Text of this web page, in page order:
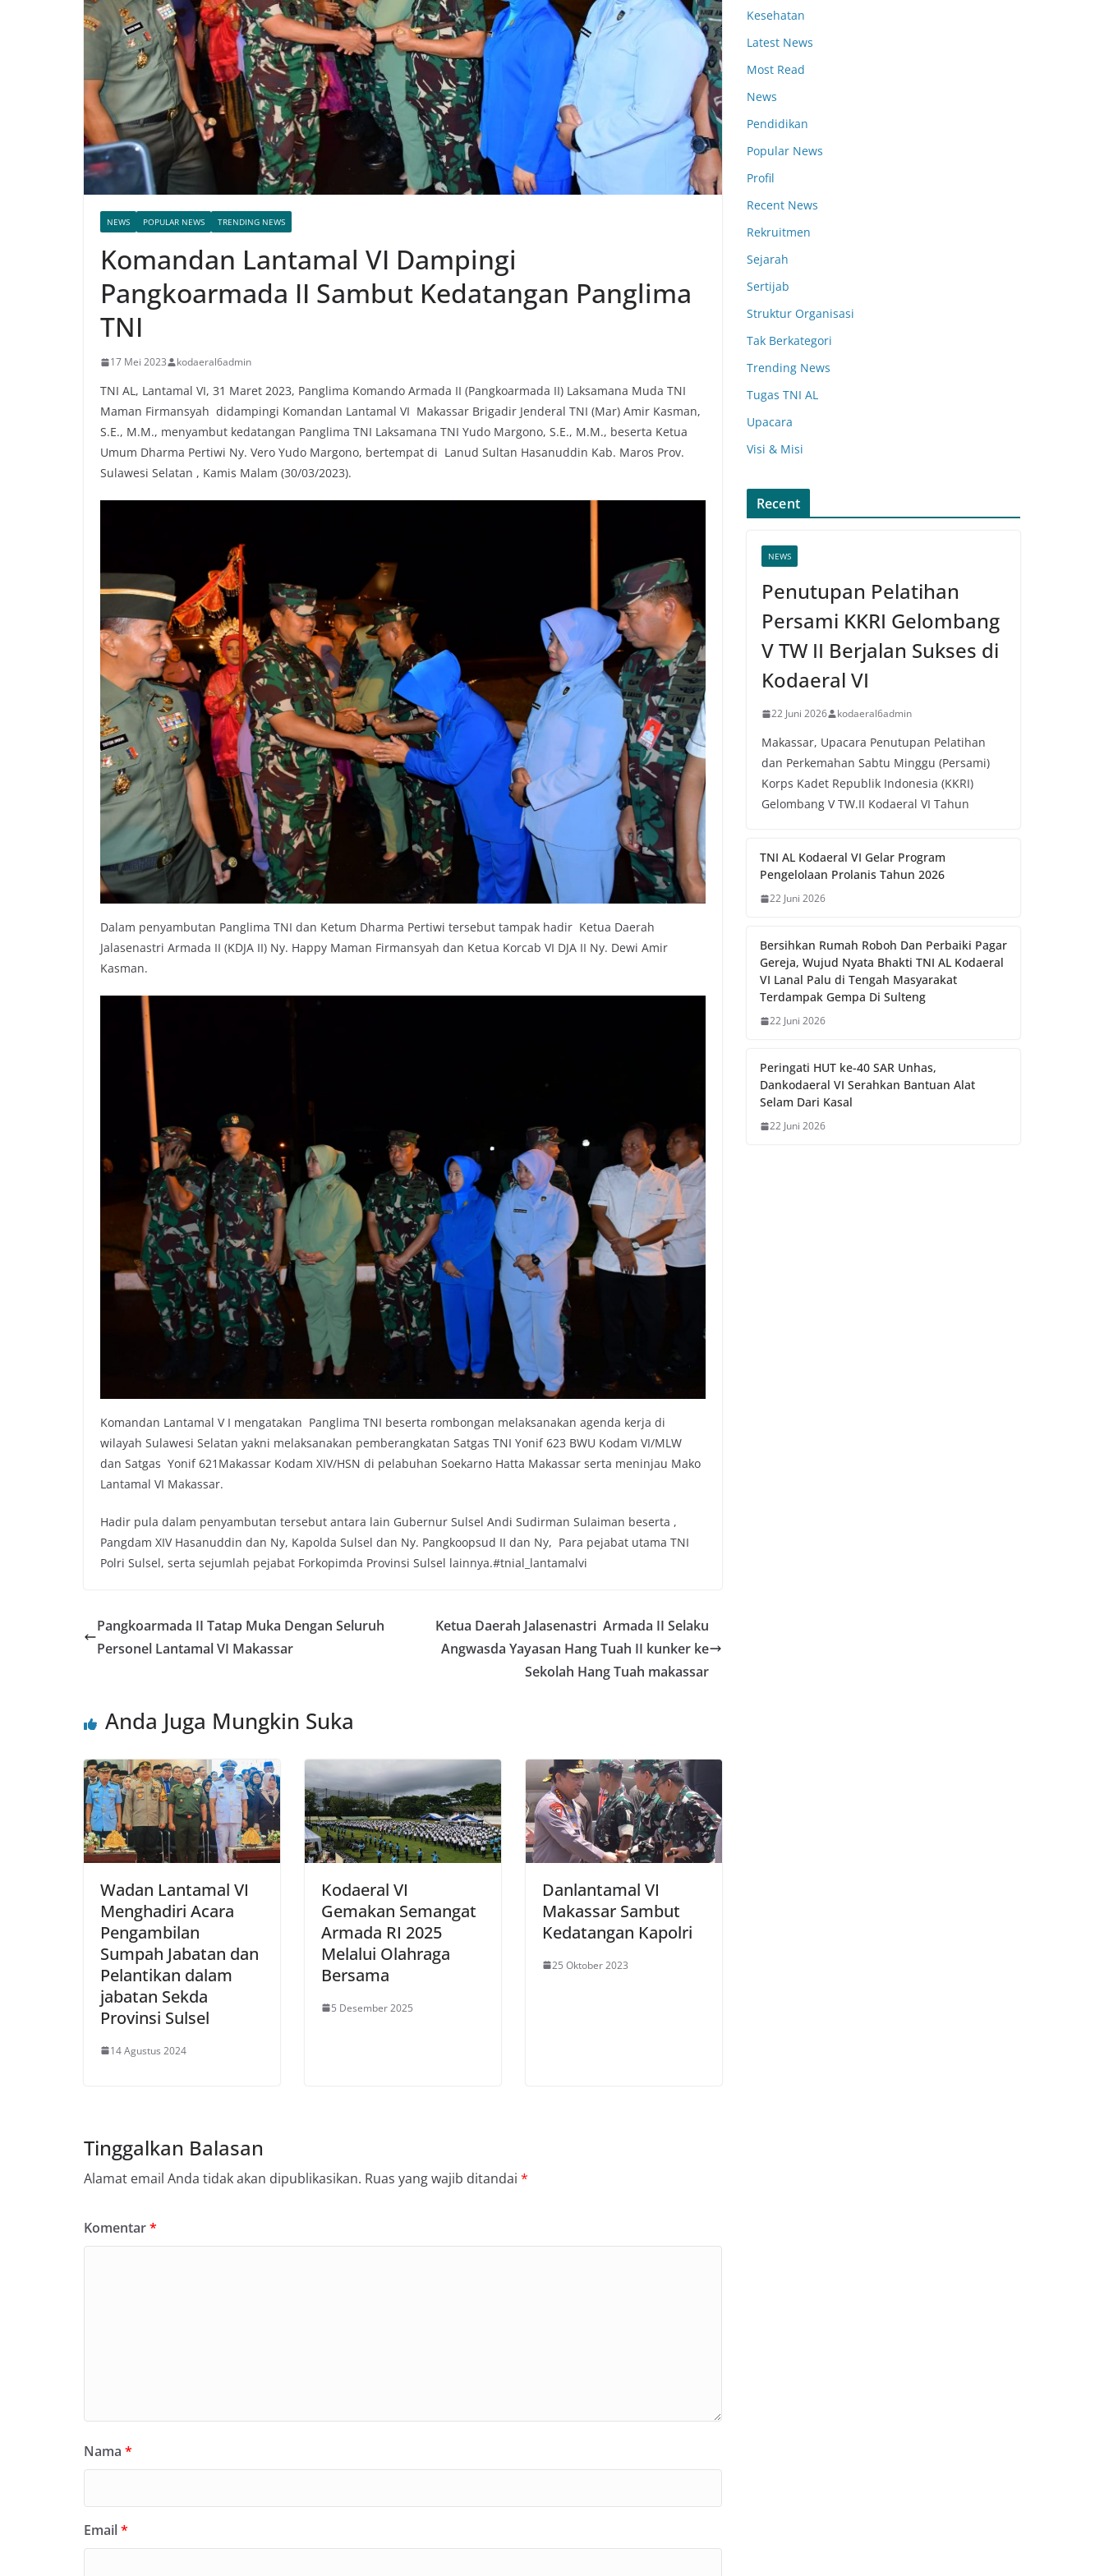
NEWS POPULAR NEWS TRENDING NEWS
Komandan Lantamal VI Dampingi
Pangkoarmada II Sambut Kedatangan Panglima
TNI
17 Mei 2023 kodaeral6admin
TNI AL, Lantamal VI, 31 Maret 2023, Panglima Komando Armada II (Pangkoarmada II) Laksamana Muda TNI
Maman Firmansyah didampingi Komandan Lantamal VI Makassar Brigadir Jenderal TNI (Mar) Amir Kasman,
S.E., M.M., menyambut kedatangan Panglima TNI Laksamana TNI Yudo Margono, S.E., M.M., beserta Ketua
Umum Dharma Pertiwi Ny. Vero Yudo Margono, bertempat di Lanud Sultan Hasanuddin Kab. Maros Prov.
Sulawesi Selatan , Kamis Malam (30/03/2023).
Dalam penyambutan Panglima TNI dan Ketum Dharma Pertiwi tersebut tampak hadir Ketua Daerah
Jalasenastri Armada II (KDJA II) Ny. Happy Maman Firmansyah dan Ketua Korcab VI DJA II Ny. Dewi Amir
Kasman.
Komandan Lantamal V I mengatakan Panglima TNI beserta rombongan melaksanakan agenda kerja di
wilayah Sulawesi Selatan yakni melaksanakan pemberangkatan Satgas TNI Yonif 623 BWU Kodam VI/MLW
dan Satgas Yonif 621Makassar Kodam XIV/HSN di pelabuhan Soekarno Hatta Makassar serta meninjau Mako
Lantamal VI Makassar.
Hadir pula dalam penyambutan tersebut antara lain Gubernur Sulsel Andi Sudirman Sulaiman beserta ,
Pangdam XIV Hasanuddin dan Ny, Kapolda Sulsel dan Ny. Pangkoopsud II dan Ny, Para pejabat utama TNI
Polri Sulsel, serta sejumlah pejabat Forkopimda Provinsi Sulsel lainnya.#tnial_lantamalvi
Pangkoarmada II Tatap Muka Dengan Seluruh
Personel Lantamal VI Makassar
Ketua Daerah Jalasenastri Armada II Selaku
Angwasda Yayasan Hang Tuah II kunker ke
Sekolah Hang Tuah makassar
Anda Juga Mungkin Suka
Wadan Lantamal VI
Menghadiri Acara
Pengambilan
Sumpah Jabatan dan
Pelantikan dalam
jabatan Sekda
Provinsi Sulsel
14 Agustus 2024
Kodaeral VI
Gemakan Semangat
Armada RI 2025
Melalui Olahraga
Bersama
5 Desember 2025
Danlantamal VI
Makassar Sambut
Kedatangan Kapolri
25 Oktober 2023
Tinggalkan Balasan
Alamat email Anda tidak akan dipublikasikan. Ruas yang wajib ditandai *
Komentar*
Nama *
Email*
Kesehatan
Latest News
Most Read
News
Pendidikan
Popular News
Profil
Recent News
Rekruitmen
Sejarah
Sertijab
Struktur Organisasi
Tak Berkategori
Trending News
Tugas TNI AL
Upacara
Visi & Misi
Recent
NEWS
Penutupan Pelatihan
Persami KKRI Gelombang
V TW II Berjalan Sukses di
Kodaeral VI
22 Juni 2026 kodaeral6admin
Makassar, Upacara Penutupan Pelatihan
dan Perkemahan Sabtu Minggu (Persami)
Korps Kadet Republik Indonesia (KKRI)
Gelombang V TW.II Kodaeral VI Tahun
TNI AL Kodaeral VI Gelar Program
Pengelolaan Prolanis Tahun 2026
22 Juni 2026
Bersihkan Rumah Roboh Dan Perbaiki Pagar
Gereja, Wujud Nyata Bhakti TNI AL Kodaeral
VI Lanal Palu di Tengah Masyarakat
Terdampak Gempa Di Sulteng
22 Juni 2026
Peringati HUT ke-40 SAR Unhas,
Dankodaeral VI Serahkan Bantuan Alat
Selam Dari Kasal
22 Juni 2026